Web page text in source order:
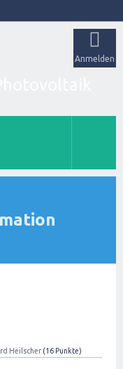
Anmelden
Heilscher (16 Punkte)